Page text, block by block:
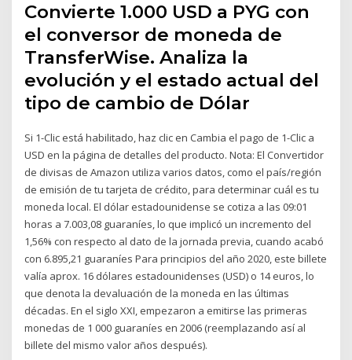
Convierte 1.000 USD a PYG con
el conversor de moneda de
TransferWise. Analiza la
evolución y el estado actual del
tipo de cambio de Dólar
Si 1-Clic está habilitado, haz clic en Cambia el pago de 1-Clic a
USD en la página de detalles del producto. Nota: El Convertidor
de divisas de Amazon utiliza varios datos, como el país/región
de emisión de tu tarjeta de crédito, para determinar cuál es tu
moneda local. El dólar estadounidense se cotiza a las 09:01
horas a 7.003,08 guaraníes, lo que implicó un incremento del
1,56% con respecto al dato de la jornada previa, cuando acabó
con 6.895,21 guaraníes Para principios del año 2020, este billete
valía aprox. 16 dólares estadounidenses (USD) o 14 euros, lo
que denota la devaluación de la moneda en las últimas
décadas. En el siglo XXI, empezaron a emitirse las primeras
monedas de 1 000 guaraníes en 2006 (reemplazando así al
billete del mismo valor años después).